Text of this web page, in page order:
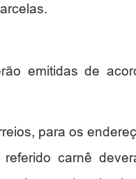
emitidas de
para os
carnê